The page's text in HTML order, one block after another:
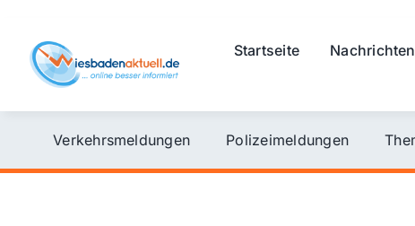
content
Startseite Nachrichten
Verkehrsmeldungen Polizeimeldungen